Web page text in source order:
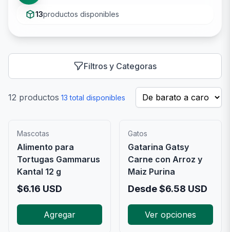
13productos disponibles
Filtros y Categoras
12 productos 13 total disponibles
Mascotas
Alimento para
Tortugas Gammarus
Kantal 12 g
$6.16 USD
Agregar
Gatos
Gatarina Gatsy
Carne con Arroz y
Maiz Purina
Desde$6.58 USD
Ver opciones